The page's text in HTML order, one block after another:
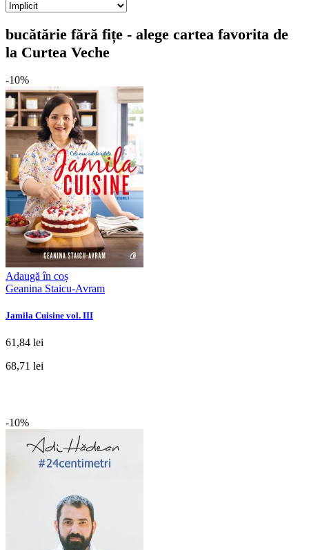
bucătărie fără fițe - alege cartea favorita de
la Curtea Veche
-10%
Adaugă în coș
Geanina Staicu-Avram
Jamila Cuisine vol. III
61,84 lei
68,71 lei
-10%